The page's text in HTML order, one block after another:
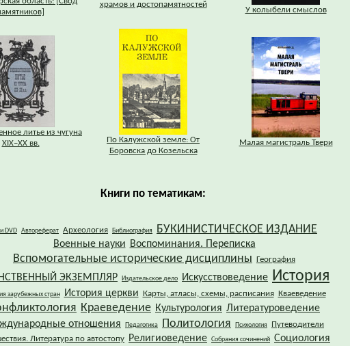
храмов и достопамятностей
У колыбели смыслов
литье из чугуна
XIX–XX вв.
По Калужской земле: От
Боровска до Козельска
Малая магистраль Твери
Книги по тематикам:
DVD Автореферат Археология Библиография БУКИНИСТИЧЕСКОЕ ИЗДАНИЕ
Военные науки Воспоминания. Переписка
Вспомогательные исторические дисциплины География
ЭКЗЕМПЛЯР Издательское дело Искусствоведение История
зарубежных стран История церкви Карты, атласы, схемы, расписания Кваеведение
Краеведение Культурология Литературоведение
отношения
Педагогика Политология Психология
Путеводители
Литература по автостопу
Религиоведение Собрания сочинений Социология